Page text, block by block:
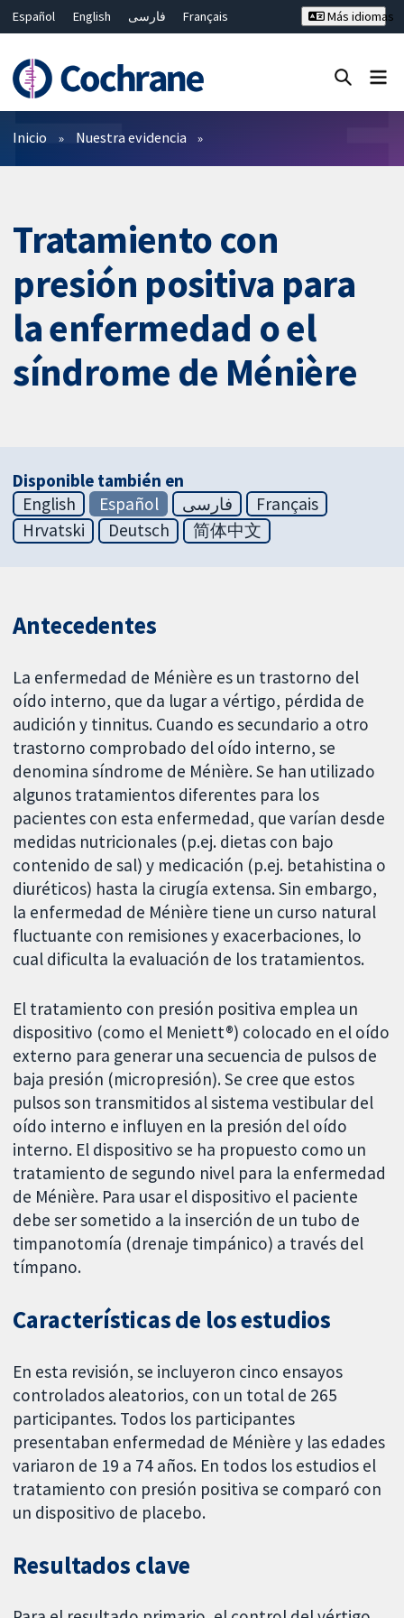
Español English فارسی
Français
Bahasa Malaysia
ไทย 繁體中文
Más idiomas
Filtros
Inicio Nuestra evidencia
Tratamiento con
presión positiva para
la enfermedad o el
síndrome de Ménière
Disponible también en
English
Español فارسی
Français
Hrvatski
Deutsch 简体中文
Antecedentes
La enfermedad de Ménière es un trastorno del
oído interno, que da lugar a vértigo, pérdida de
audición y tinnitus. Cuando es secundario a otro
trastorno comprobado del oído interno, se
denomina síndrome de Ménière. Se han utilizado
algunos tratamientos diferentes para los
pacientes con esta enfermedad, que varían desde
medidas nutricionales (p.ej. dietas con bajo
contenido de sal) y medicación (p.ej. betahistina o
diuréticos) hasta la cirugía extensa. Sin embargo,
la enfermedad de Ménière tiene un curso natural
fluctuante con remisiones y exacerbaciones, lo
cual dificulta la evaluación de los tratamientos.
El tratamiento con presión positiva emplea un
dispositivo (como el Meniett®) colocado en el oído
externo para generar una secuencia de pulsos de
baja presión (micropresión). Se cree que estos
pulsos son transmitidos al sistema vestibular del
oído interno e influyen en la presión del oído
interno. El dispositivo se ha propuesto como un
tratamiento de segundo nivel para la enfermedad
de Ménière. Para usar el dispositivo el paciente
debe ser sometido a la inserción de un tubo de
timpanotomía (drenaje timpánico) a través del
tímpano.
Características de los estudios
En esta revisión, se incluyeron cinco ensayos
controlados aleatorios, con un total de 265
participantes. Todos los participantes
presentaban enfermedad de Ménière y las edades
variaron de 19 a 74 años. En todos los estudios el
tratamiento con presión positiva se comparó con
un dispositivo de placebo.
Resultados clave